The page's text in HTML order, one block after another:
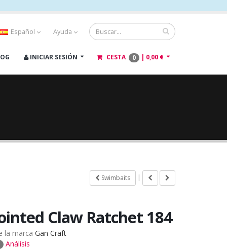
Español Ayuda
INICIAR SESIÓN CESTA 0 | 0,00 €
Swimbaits |
Claw Ratchet 184
la marca Gan Craft
Análisis